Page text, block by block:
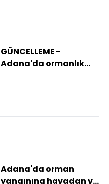
GÜNCELLEME -
Adana'da ormanlık
Adana'da orman
yangınına havadan ve